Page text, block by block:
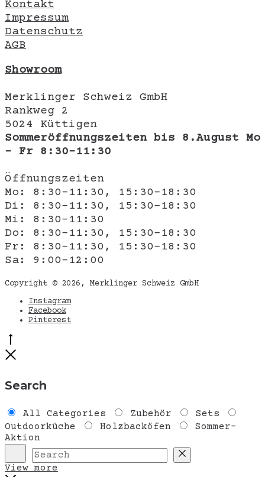
Kontakt
Impressum
Datenschutz
AGB
Showroom
Merklinger Schweiz GmbH
Rankweg 2
5024 Küttigen
Sommeröffnungszeiten bis 8.August Mo
- Fr 8:30-11:30
Öffnungszeiten
Mo: 8:30-11:30, 15:30-18:30
Di: 8:30-11:30, 15:30-18:30
Mi: 8:30-11:30
Do: 8:30-11:30, 15:30-18:30
Fr: 8:30-11:30, 15:30-18:30
Sa: 9:00-12:00
Copyright © 2026, Merklinger Schweiz GmbH
Instagram
Facebook
Pinterest
Search
All Categories Zubehör
Sets
Outdoorküche
Holzbacköfen
Sommer-
Aktion
Search Reset
View more